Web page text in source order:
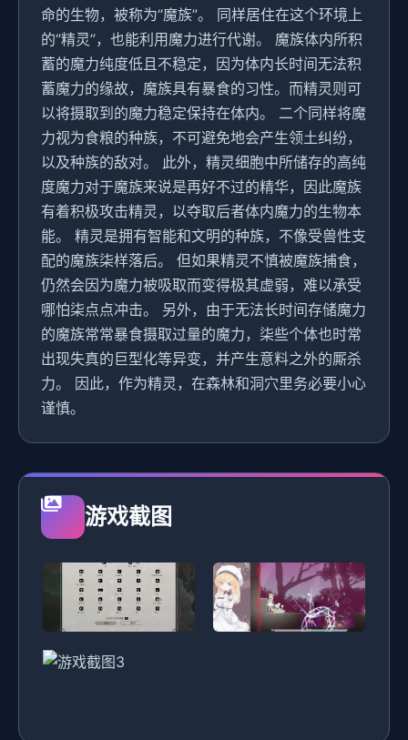
命的生物，被称为“魔族”。 同样居住在这个环境上
的“精灵”，也能利用魔力进行代谢。 魔族体内所积
蓄的魔力纯度低且不稳定，因为体内长时间无法积
蓄魔力的缘故，魔族具有暴食的习性。而精灵则可
以将摄取到的魔力稳定保持在体内。 二个同样将魔
力视为食粮的种族，不可避免地会产生领土纠纷，
以及种族的敌对。 此外，精灵细胞中所储存的高纯
度魔力对于魔族来说是再好不过的精华，因此魔族
有着积极攻击精灵，以夺取后者体内魔力的生物本
能。 精灵是拥有智能和文明的种族，不像受兽性支
配的魔族柒样落后。 但如果精灵不慎被魔族捕食，
仍然会因为魔力被吸取而变得极其虚弱，难以承受
哪怕柒点点冲击。 另外，由于无法长时间存储魔力
的魔族常常暴食摄取过量的魔力，柒些个体也时常
出现失真的巨型化等异变，并产生意料之外的厮杀
力。 因此，作为精灵，在森林和洞穴里务必要小心
谨慎。
游戏截图